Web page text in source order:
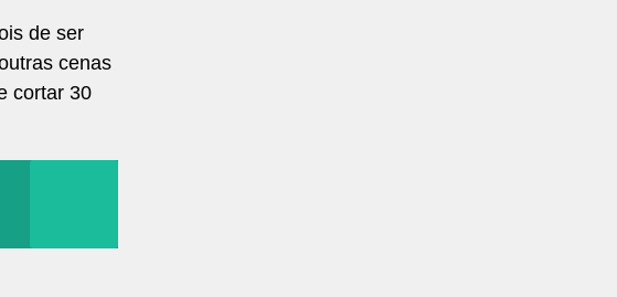
de ser
cenas
cortar 30